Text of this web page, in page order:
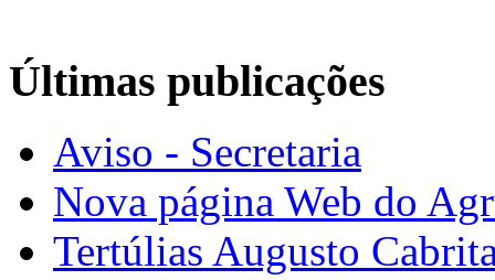
Últimas publicações
Aviso - Secretaria
Nova página Web do
Tertúlias Augusto